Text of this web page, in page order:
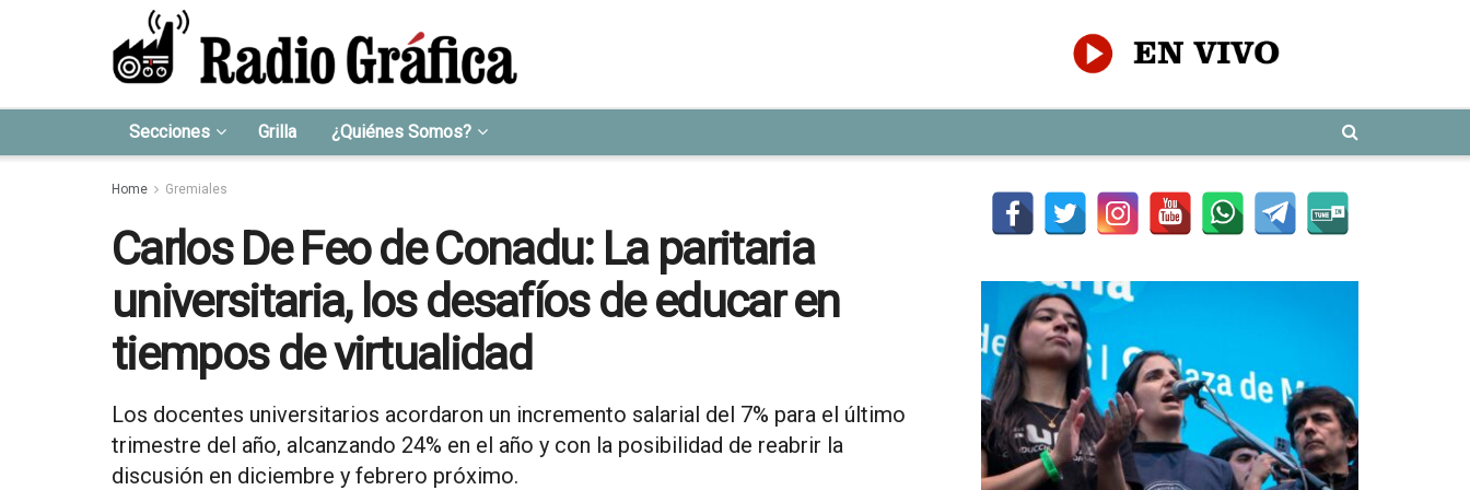
Secciones Grilla ¿Quiénes Somos?
Home Gremiales
Carlos De Feo de Conadu: La paritaria
universitaria, los desafíos de educar en
tiempos de virtualidad
Los docentes universitarios acordaron un incremento salarial del 7% para el último
trimestre del año, alcanzando 24% en el año y con la posibilidad de reabrir la
discusión en diciembre y febrero próximo.